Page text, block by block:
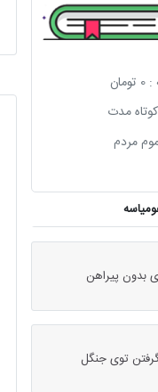
:
0 تومان
کوتاه مدت
مردم
بدون پیراهن
توی جنگل